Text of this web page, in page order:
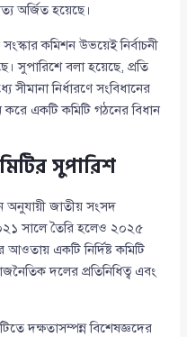
অর্জিত হয়েছে।
কমিশন উভয়েই নির্বাচনী
সুপারিশে বলা হয়েছে, প্রতি
নির্ধারণে সংবিধানের
একটি কমিটি গঠনের বিধান
সুপারিশ
জাতীয় সংসদ
সালে তৈরি হলেও ২০২৫
একটি নির্দিষ্ট কমিটি
দলের প্রতিনিধিত্ব এবং
দক্ষতাসম্পন্ন বিশেষজ্ঞদের